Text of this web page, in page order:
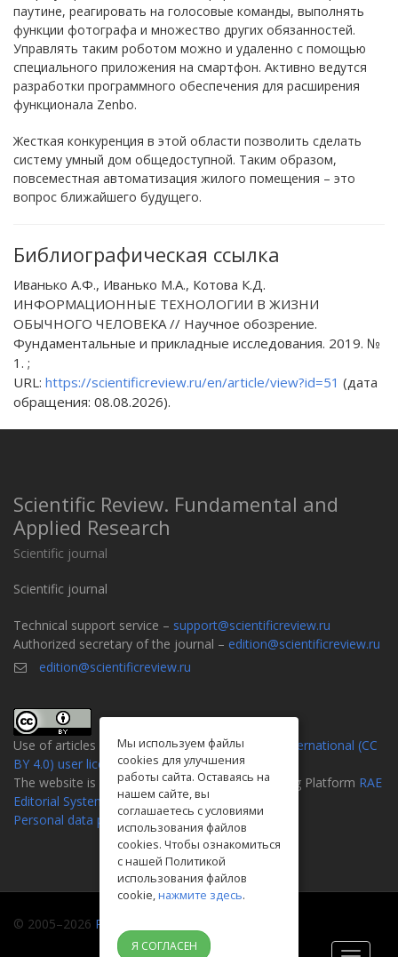
паутине, реагировать на голосовые команды, выполнять
функции фотографа и множество других обязанностей.
Управлять таким роботом можно и удаленно с помощью
специального приложения на смартфон. Активно ведутся
разработки программного обеспечения для расширения
функционала Zenbo.
Жесткая конкуренция в этой области позволить сделать
систему умный дом общедоступной. Таким образом,
повсеместная автоматизация жилого помещения – это
вопрос ближайшего будущего.
Библиографическая ссылка
Иванько А.Ф., Иванько М.А., Котова К.Д.
ИНФОРМАЦИОННЫЕ ТЕХНОЛОГИИ В ЖИЗНИ
ОБЫЧНОГО ЧЕЛОВЕКА // Научное обозрение.
Фундаментальные и прикладные исследования. 2019. №
1. ;
URL: https://scientificreview.ru/en/article/view?id=51 (дата
обращения: 08.08.2026).
Scientific Review. Fundamental and
Applied Research
Scientific journal
Scientific journal
Technical support service – support@scientificreview.ru
Authorized secretary of the journal – edition@scientificreview.ru
edition@scientificreview.ru
Use of articles is defined by theAttribution 4.0 International (CC
BY 4.0) user license.
The website is created on the Universal Publishing Platform RAE
Editorial System
Personal data processing policy
© 2005–2026 Russian academy of natural history
Мы используем файлы
cookies для улучшения
работы сайта. Оставаясь на
нашем сайте, вы
соглашаетесь с условиями
использования файлов
cookies. Чтобы ознакомиться
с нашей Политикой
использования файлов
cookie,нажмите здесь.
Я СОГЛАСЕН